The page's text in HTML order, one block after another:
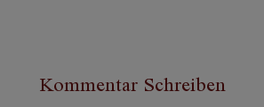
Kommentar Schreiben